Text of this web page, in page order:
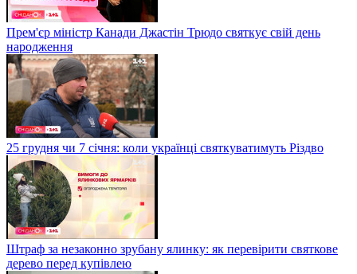
Прем'єр міністр Канади Джастін Трюдо святкує свій день
народження
25 грудня чи 7 січня: коли українці святкуватимуть Різдво
Штраф за незаконно зрубану ялинку: як перевірити святкове
дерево перед купівлею